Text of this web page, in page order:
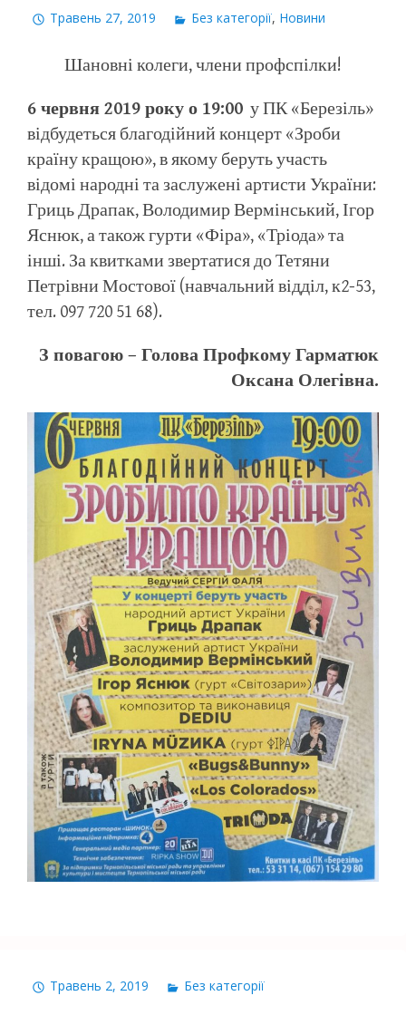
Травень 27, 2019 Без категорії, Новини
Шановні колеги, члени профспілки!
6 червня 2019 року о 19:00 у ПК «Березіль»
відбудеться благодійний концерт «Зроби
країну кращою», в якому беруть участь
відомі народні та заслужені артисти України:
Гриць Драпак, Володимир Вермінський, Ігор
Яснюк, а також гурти «Фіра», «Тріода» та
інші. За квитками звертатися до Тетяни
Петрівни Мостової (навчальний відділ, к2-53,
тел. 097 720 51 68).
З повагою – Голова Профкому Гарматюк
Оксана Олегівна.
Травень 2, 2019 Без категорії